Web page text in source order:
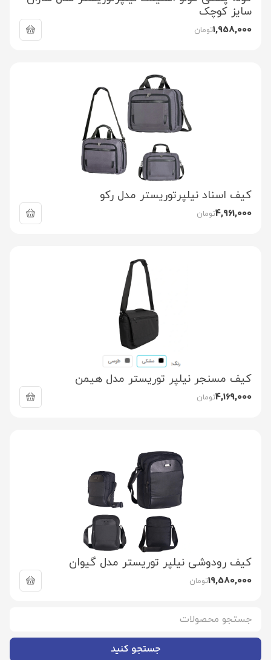
جستجو کنید
سایز کوچک
1,958,000تومان
کیف اسناد نیلپرتوریستر مدل رکو
4,961,000تومان
کیف مسنجر نیلپر توریستر مدل هیمن
4,169,000تومان
کیف رودوشی نیلپر توریستر مدل گیوان
19,580,000تومان